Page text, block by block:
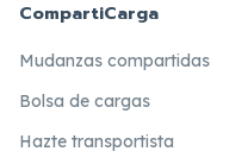
CompartiCarga
Mudanzas compartidas
Bolsa de cargas
Hazte transportista